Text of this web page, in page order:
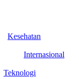
Kesehatan
Internasional
Teknologi